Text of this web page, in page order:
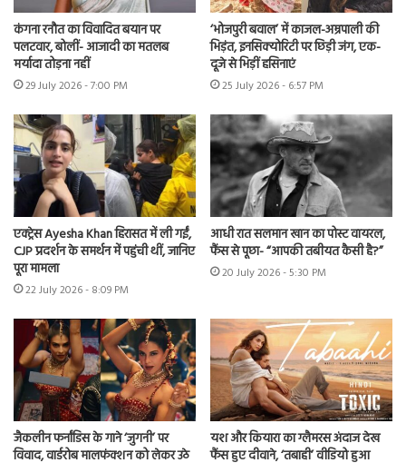
कंगना रनौत का विवादित बयान पर
पलटवार, बोलीं- आजादी का मतलब
मर्यादा तोड़ना नहीं
29 July 2026 - 7:00 PM
‘भोजपुरी बवाल’ में काजल-अम्रपाली की
भिड़ंत, इनसिक्योरिटी पर छिड़ी जंग, एक-
दूजे से भिड़ीं हसिनाएं
25 July 2026 - 6:57 PM
एक्ट्रेस Ayesha Khan हिरासत में ली गईं,
CJP प्रदर्शन के समर्थन में पहुंची थीं, जानिए
पूरा मामला
22 July 2026 - 8:09 PM
आधी रात सलमान खान का पोस्ट वायरल,
फैंस से पूछा- “आपकी तबीयत कैसी है?”
20 July 2026 - 5:30 PM
जैकलीन फर्नांडिस के गाने ‘जुगनी’ पर
विवाद, वार्डरोब मालफंक्शन को लेकर उठे
यश और कियारा का ग्लैमरस अंदाज देख
फैंस हुए दीवाने, ‘तबाही’ वीडियो हुआ